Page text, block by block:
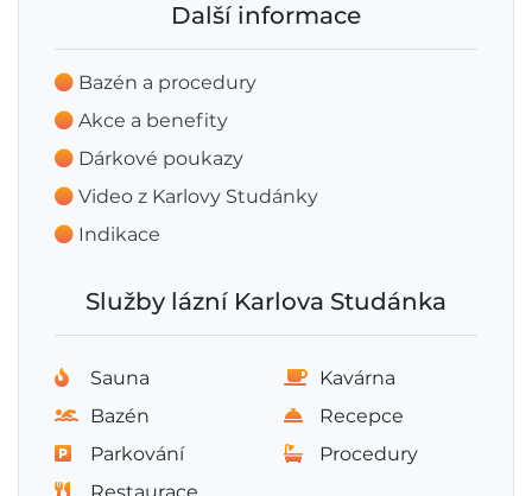
Další informace
Bazén a procedury
Akce a benefity
Dárkové poukazy
Video z Karlovy Studánky
Indikace
Služby lázní Karlova Studánka
Sauna
Kavárna
Bazén
Recepce
Parkování
Procedury